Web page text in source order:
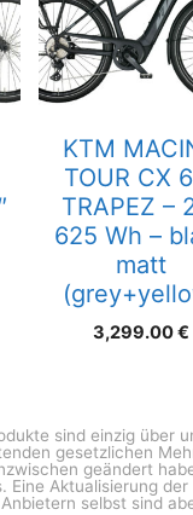
KTM
TOUR CX
TRAPEZ –
625 Wh –
matt
3,299.00€
sind einzig über
gesetzlichen
geändert
Eine Aktualisierung
selbst sind